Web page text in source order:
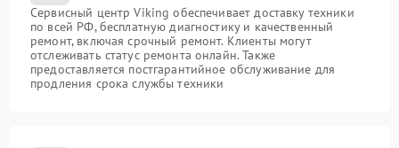
Сервисный центр Viking обеспечивает доставку техники
по всей РФ, бесплатную диагностику и качественный
ремонт, включая срочный ремонт. Клиенты могут
отслеживать статус ремонта онлайн. Также
предоставляется постгарантийное обслуживание для
продления срока службы техники